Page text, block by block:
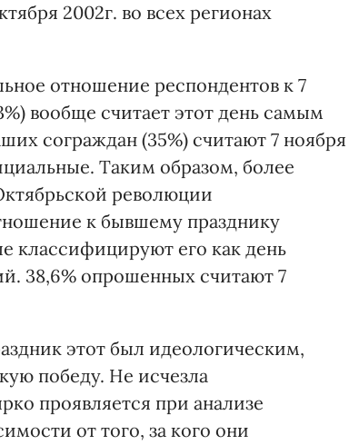
2002г. во всех регионах
отношение респондентов к 7
вообще считает этот день самым
сограждан (35%) считают 7 ноября
Таким образом, более
революции
к бывшему празднику
классифицируют его как день
38,6% опрошенных считают 7
этот был идеологическим,
победу. Не исчезла
проявляется при анализе
от того, за кого они